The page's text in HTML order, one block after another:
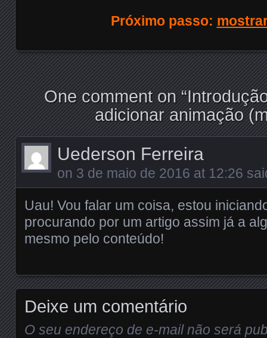
Próximo passo:
One comment on “
adicionar animação
Uederson Ferreira
on 3 de maio de 2016 at 12:26
Uau! Vou falar um coisa, estou
procurando por um artigo assim já a
mesmo pelo conteúdo!
Deixe um comentário
O seu endereço de e-mail não será